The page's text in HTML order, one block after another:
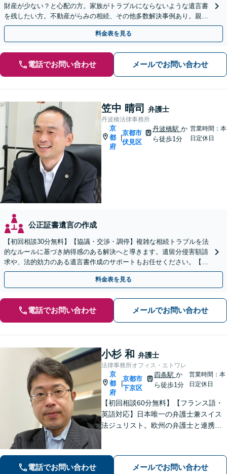
財産が少ない？と心配の方。家族がトラブルにならないような遺言書
を残したい方。不動産がらみの相続、その他多数解決事例あり。親身
に対応します【夜間・休日面談】【初回相談無料】
料金表を見る
電話でお問い合わせ メールでお問い合わせ
笠中 晴司 弁護士
丹波橋法律事務所
京
都
府
|
京都市
伏見区
丹波橋駅か
ら徒歩1分
営業時間：本
日定休日
公正証書遺言の作成
【初回相談30分無料】【協議・交渉・調停】複雑な相続トラブルを法
的なルールに基づき納得感のある解決へと導きます。遺留分侵害額請
求や、法的効力のある遺言書作成のサポートもお任せください。【京
阪丹波橋駅徒歩1分】【初回相談無料】
料金表を見る
電話でお問い合わせ メールでお問い合わせ
小杉 和 弁護士
法律事務所オフィス・エトワレ
京
都
府
京都市
下京区
四条駅 か
ら徒歩1分
営業時間：本
日定休日
【初回相談60分無料】【フランス語・
英語対応】日本唯一の弁護士兼スイス
法ジュリスト。欧州の弁護士と連携し
上げ／英仏日契約法務／ハーグ条約案
件などお任せ【WEB対応｜休日・夜間
電話でお問い合わせ メールでお問い合わせ